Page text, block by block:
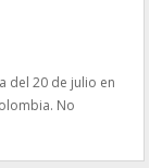
del 20 de julio en
No